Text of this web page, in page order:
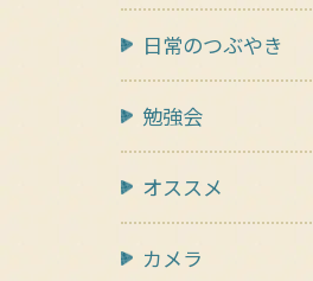
日常のつぶやき
勉強会
オススメ
カメラ